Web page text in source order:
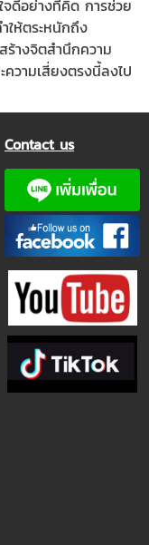
จดีอย่างที่คิด การช่วย
ให้ตระหนักถึง
ร้างจิตสำนึกความ
วามเสี่ยงตรงนี้ลงไป
Contact us